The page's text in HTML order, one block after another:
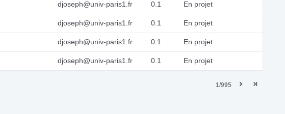
djoseph@univ-paris1.fr 0.1 En projet
djoseph@univ-paris1.fr 0.1 En projet
djoseph@univ-paris1.fr 0.1 En projet
djoseph@univ-paris1.fr 0.1 En projet
1/995